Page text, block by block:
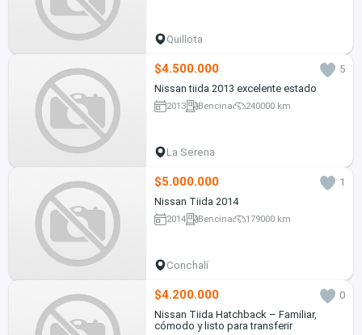
Quillota
$4.500.000
5
Nissan tiida 2013 excelente estado
2013 Bencina 240000 km
La Serena
$5.000.000
1
Nissan Tiida 2014
2014 Bencina 179000 km
Conchalí
$4.200.000
0
Nissan Tiida Hatchback – Familiar,
cómodo y listo para transferir